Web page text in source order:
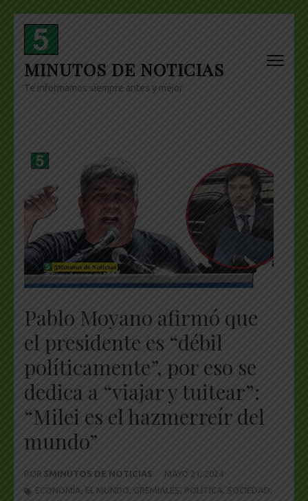
Skip
content
(Press
Enter)
MINUTOS DE NOTICIAS
Te informamos siempre antes y mejor
Pablo Moyano afirmó que
el presidente es “débil
políticamente”, por eso se
dedica a “viajar y tuitear”:
“Milei es el hazmerreír del
mundo”
POR 5MINUTOS DE NOTICIAS
MAYO 21, 2024
ECONOMÍA, EL MUNDO , GREMIALES POLÍTICA , SOCIEDAD,